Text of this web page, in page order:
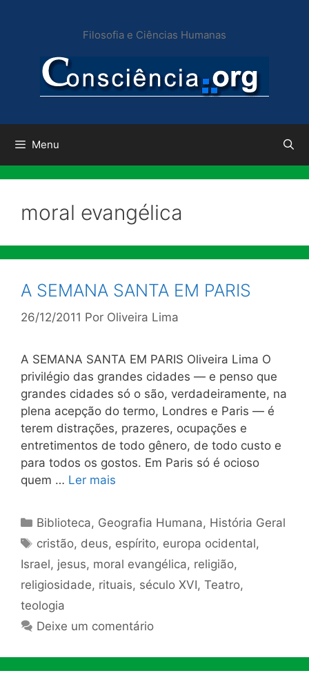
conteúdo
Filosofia e Ciências Humanas
Menu
moral evangélica
A SEMANA SANTA EM PARIS
26/12/2011 Por Oliveira Lima
A SEMANA SANTA EM PARIS Oliveira Lima O
privilégio das grandes cidades — e penso que
grandes cidades só o são, verdadeiramente, na
plena acepção do termo, Londres e Paris — é
terem distrações, prazeres, ocupações e
entretimentos de todo gênero, de todo custo e
para todos os gostos. Em Paris só é ocioso
quem … Ler mais
Categorias
Biblioteca, Geografia Humana, História Geral
Tags
cristão, deus, espírito, europa ocidental,
Israel, jesus, moral evangélica, religião,
religiosidade, rituais, século XVI, Teatro,
teologia
Deixe um comentário